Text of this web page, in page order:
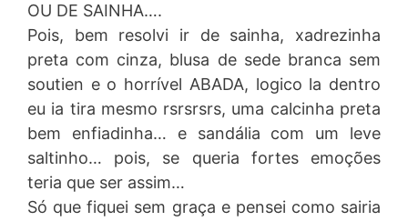
OU DE SAINHA….
Pois, bem resolvi ir de sainha, xadrezinha
preta com cinza, blusa de sede branca sem
soutien e o horrível ABADA, logico la dentro
eu ia tira mesmo rsrsrsrs, uma calcinha preta
bem enfiadinha… e sandália com um leve
saltinho… pois, se queria fortes emoções
teria que ser assim…
Só que fiquei sem graça e pensei como sairia